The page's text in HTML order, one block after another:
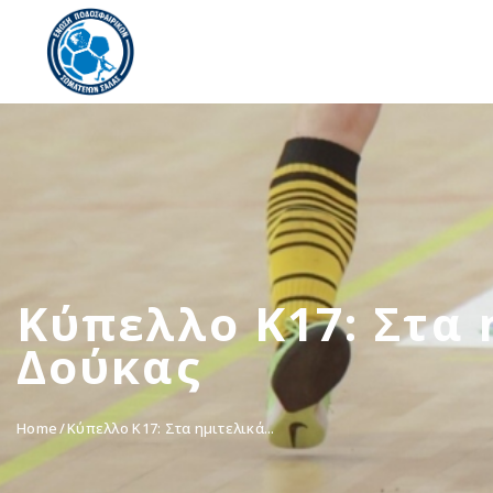
Κύπελλο Κ17: Στα
Δούκας
Home Κύπελλο Κ17: Στα ημιτελικά...